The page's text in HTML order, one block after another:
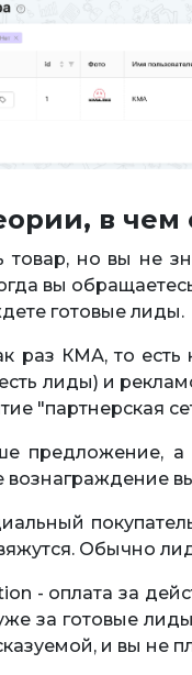
в чем
товар, но вы не
вы
готовые лиды.
раз КМА, то
лиды) и
"партнерская
предложение,
вознаграждение
Обычно
- оплата за
за готовые
и вы не